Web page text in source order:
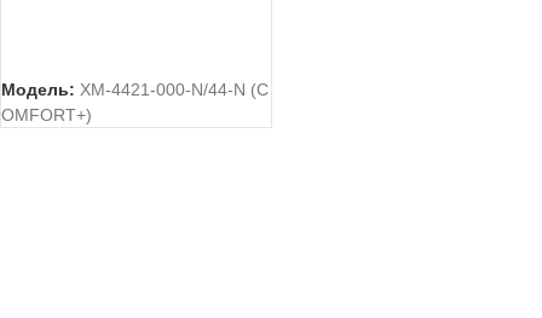
Модель: ХМ-4421-000-N/44-N (C
OMFORT+)